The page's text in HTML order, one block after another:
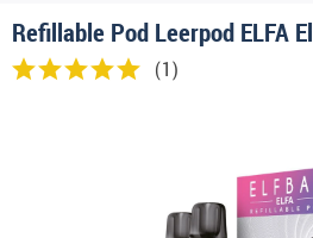
Refillable Pod Leerpod ELFA
(1)